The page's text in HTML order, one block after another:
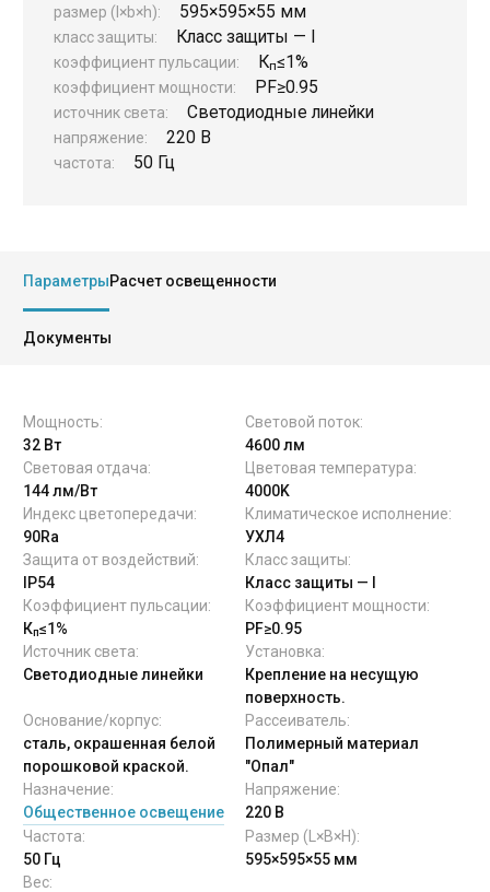
Региональные представители
Контакты
размер (l×b×h): 595×595×55 мм
класс защиты: Класс защиты — I
коэффициент пульсации: Кп≤1%
коэффициент мощности: PF≥0.95
источник света: Светодиодные линейки
напряжение: 220 В
частота: 50 Гц
ПараметрыРасчет освещенности
Документы
Мощность:
32 Вт
Световой поток:
4600 лм
Световая отдача:
144 лм/Вт
Цветовая температура:
4000K
Индекс цветопередачи:
90Ra
Климатическое исполнение:
УХЛ4
Защита от воздействий:
IP54
Класс защиты:
Класс защиты — I
Коэффициент пульсации:
Кп≤1%
Коэффициент мощности:
PF≥0.95
Источник света:
Светодиодные линейки
Установка:
Крепление на несущую
поверхность.
Основание/корпус:
сталь, окрашенная белой
порошковой краской.
Рассеиватель:
Полимерный материал
"Опал"
Назначение:
Общественное освещение
Напряжение:
220 В
Частота:
50 Гц
Размер (L×B×H):
595×595×55 мм
Вес: